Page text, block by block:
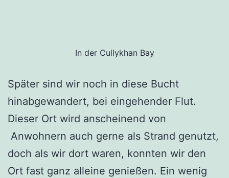
In der Cullykhan Bay
Später sind wir noch in diese Bucht
hinabgewandert, bei eingehender Flut.
Dieser Ort wird anscheinend von
Anwohnern auch gerne als Strand genutzt,
doch als wir dort waren, konnten wir den
Ort fast ganz alleine genießen. Ein wenig